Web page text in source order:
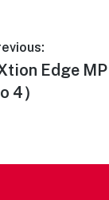
Edge MP
4）